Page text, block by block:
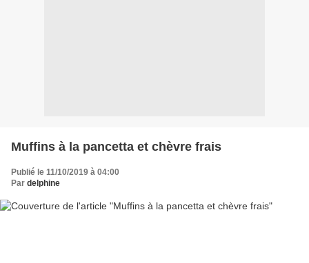
Muffins à la pancetta et chèvre frais
Publié le 11/10/2019 à 04:00
Par delphine